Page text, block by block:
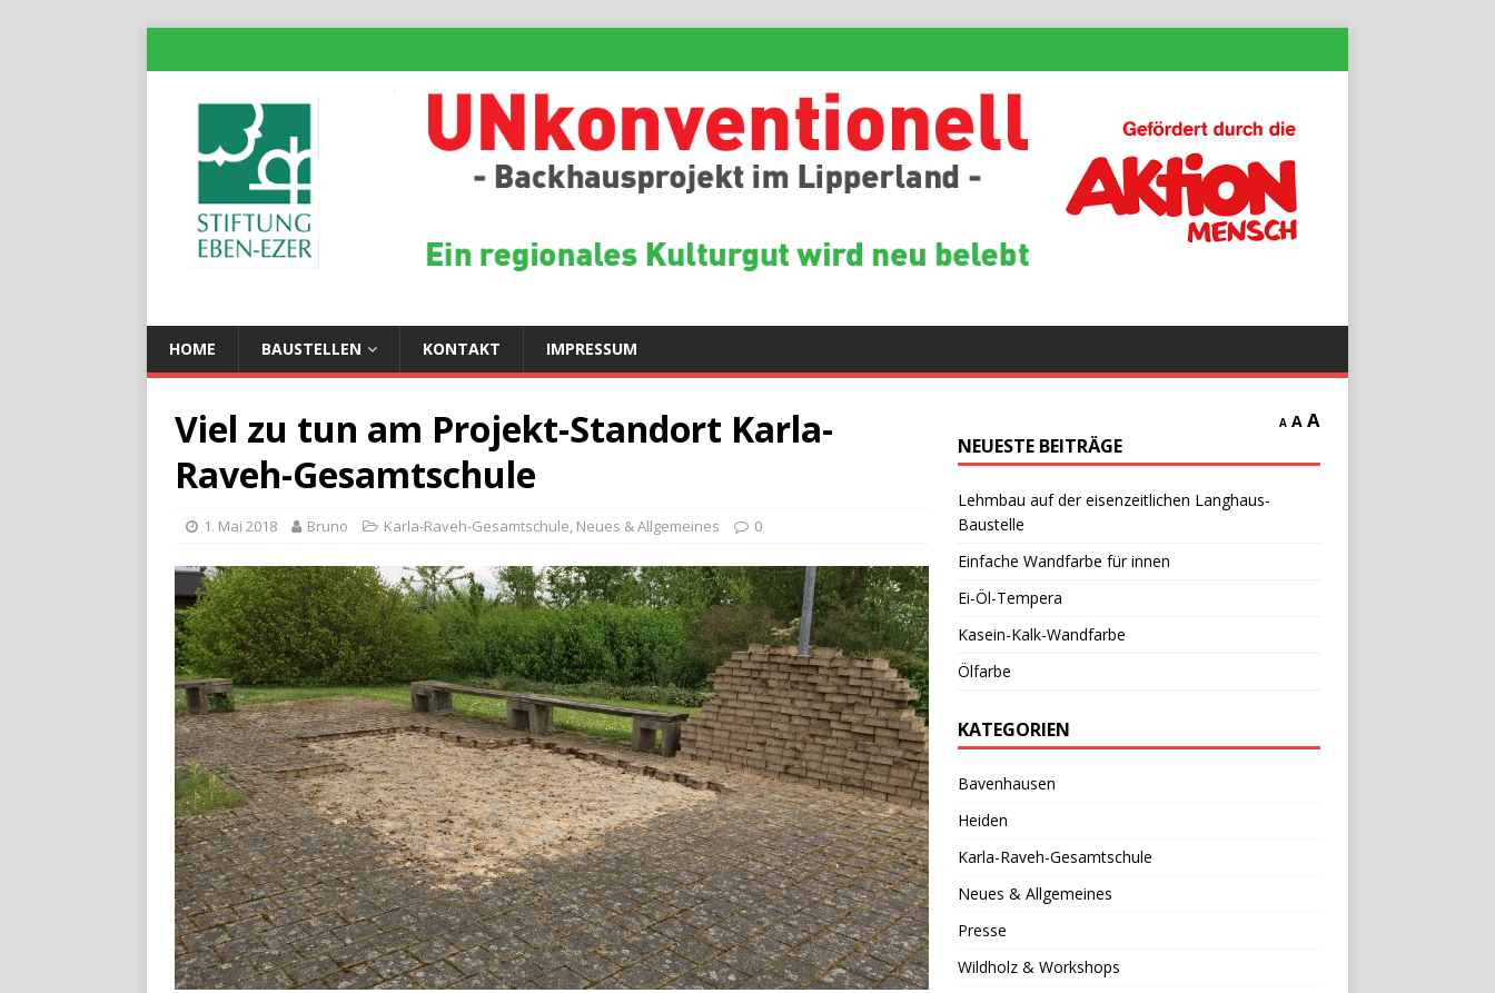
HOME BAUSTELLEN KONTAKT IMPRESSUM
Viel zu tun am Projekt-Standort Karla-
Raveh-Gesamtschule
1. Mai 2018 Bruno Karla-Raveh-Gesamtschule, Neues & Allgemeines 0
A A A
NEUESTE BEITRÄGE
Lehmbau auf der eisenzeitlichen Langhaus-
Baustelle
Einfache Wandfarbe für innen
Ei-Öl-Tempera
Kasein-Kalk-Wandfarbe
Ölfarbe
KATEGORIEN
Bavenhausen
Heiden
Karla-Raveh-Gesamtschule
Neues & Allgemeines
Presse
Wildholz & Workshops